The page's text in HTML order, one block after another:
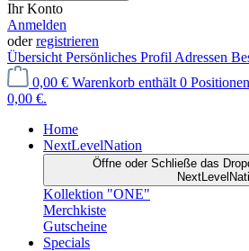
Ihr Konto
Anmelden
oderregistrieren
Übersicht Persönliches Profil Adressen
0,00 € Warenkorb enthält 0
0,00 €.
Home
NextLevelNation
Öffne oder Schließe das
Kollektion "ONE"
Merchkiste
Gutscheine
Specials